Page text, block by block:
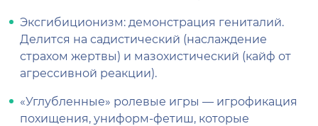
Эксгибиционизм: демонстрация гениталий.
Делится на садистический (наслаждение
страхом жертвы) и мазохистический (кайф от
агрессивной реакции).
«Углубленные» ролевые игры — игрофикация
похищения, униформ-фетиш, которые